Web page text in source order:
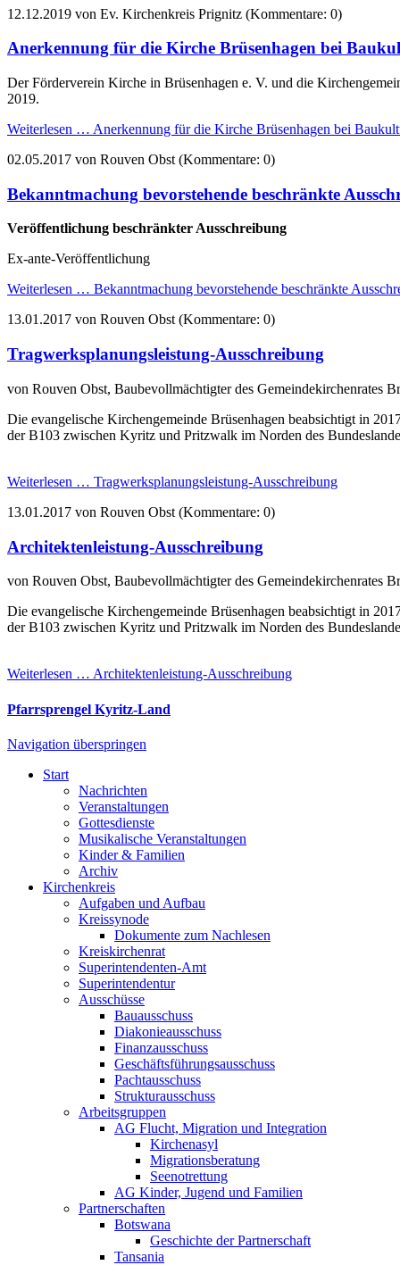
12.12.2019 von Ev. Kirchenkreis Prignitz (Kommentare: 0)
Anerkennung für die Kirche Brüsenhagen bei
Der Förderverein Kirche in Brüsenhagen e. V. und die
2019.
Weiterlesen … Anerkennung für die Kirche Brüsenhagen bei
02.05.2017 von Rouven Obst (Kommentare: 0)
Bekanntmachung bevorstehende beschränkte
Veröffentlichung beschränkter Ausschreibung
Ex-ante-Veröffentlichung
Weiterlesen … Bekanntmachung bevorstehende beschränkte
13.01.2017 von Rouven Obst (Kommentare: 0)
Tragwerksplanungsleistung-Ausschreibung
von Rouven Obst, Baubevollmächtigter des Gemeindekirchenrates
Die evangelische Kirchengemeinde Brüsenhagen beabsichtigt in
der B103 zwischen Kyritz und Pritzwalk im Norden des
Weiterlesen … Tragwerksplanungsleistung-Ausschreibung
13.01.2017 von Rouven Obst (Kommentare: 0)
Architektenleistung-Ausschreibung
von Rouven Obst, Baubevollmächtigter des Gemeindekirchenrates
Die evangelische Kirchengemeinde Brüsenhagen beabsichtigt in
der B103 zwischen Kyritz und Pritzwalk im Norden des
Weiterlesen … Architektenleistung-Ausschreibung
Pfarrsprengel Kyritz-Land
Navigation überspringen
Start
Nachrichten
Veranstaltungen
Gottesdienste
Musikalische Veranstaltungen
Kinder & Familien
Archiv
Kirchenkreis
Aufgaben und Aufbau
Kreissynode
Dokumente zum Nachlesen
Kreiskirchenrat
Superintendenten-Amt
Superintendentur
Ausschüsse
Bauausschuss
Diakonieausschuss
Finanzausschuss
Geschäftsführungsausschuss
Pachtausschuss
Strukturausschuss
Arbeitsgruppen
AG Flucht, Migration und Integration
Kirchenasyl
Migrationsberatung
Seenotrettung
AG Kinder, Jugend und Familien
Partnerschaften
Botswana
Geschichte der Partnerschaft
Tansania